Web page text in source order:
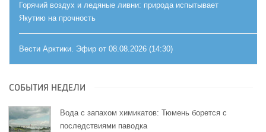
Горячий воздух и ледяные ливни: природа испытывает
Якутию на прочность
Вести Арктики. Эфир от 08.08.2026 (14:30)
СОБЫТИЯ НЕДЕЛИ
Вода с запахом химикатов: Тюмень борется с
последствиями паводка